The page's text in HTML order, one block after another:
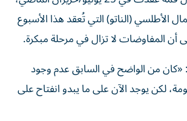
(الناتو) التي تُعقد هذا الأسبوع
‌أن المفاوضات لا تزال في مرحلة مبكرة.
«كان من الواضح في السابق ‌عدم وجود
لكن يوجد الآن على ما يبدو انفتاح على